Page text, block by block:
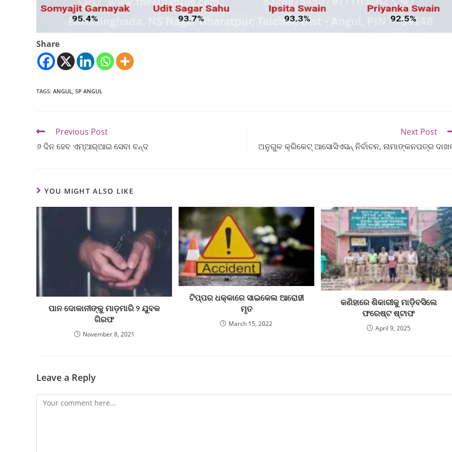
Share
TAGS: ANGUL SP ANGUL
Previous Post
୬ ଦିନ ହେବ ଏମ୍‌ଆର‌୍‌ଆଇ ସେବା ବନ୍ଦ
Next Post
ଅନୁଗୁଳ କ୍ରିକେଟ୍‌ ଆସୋସିଏସନ୍‌ ନିର୍ବାଚନ, ନାମାଙ୍କନପତ୍ର
YOU MIGHT ALSO LIKE
ପାନ ଦୋକାନୀଙ୍କୁ ମାଡ଼ମାରି ୨ ଯୁବକ
ଗିରଫ
November 8, 2021
ଟିପ୍ପର ଧକ୍କାରେ ସାଇକେଲ ଆରୋହୀ
ମୃତ
March 15, 2022
କଣିହାରେ ଶିକାରୀକୁ ମାଡ଼ିବସିଲେ
ଫରେଷ୍ଟ ଷ୍ଟାଫ
April 9, 2025
Leave a Reply